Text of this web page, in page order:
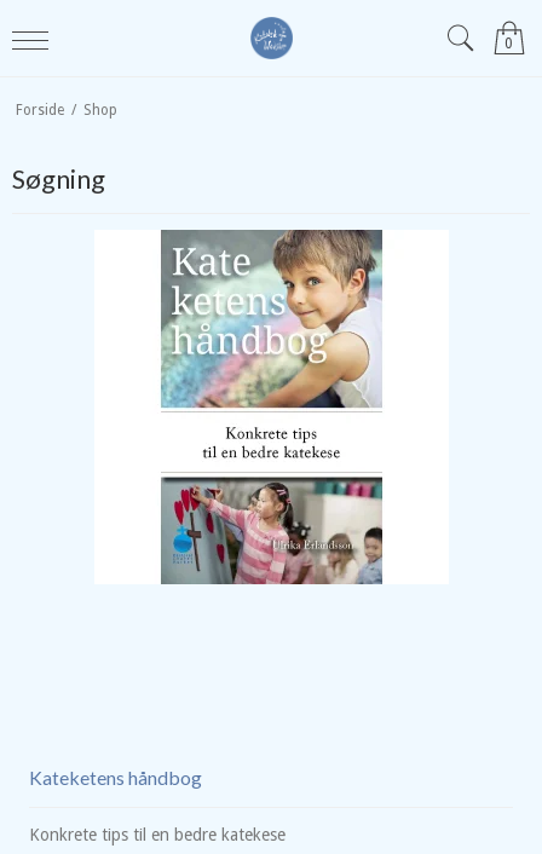
0
Forside / Shop
Søgning
Kateketens håndbog
Konkrete tips til en bedre katekese